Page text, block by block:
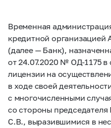
Временная
кредитной
(далее — Банк),
от 24.07.2020 № ОД-1175 в
лицензии на
в ходе своей
с многочисленными
со стороны
С.В., выразившимися в